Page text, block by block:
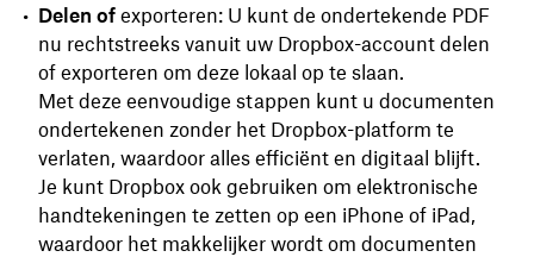
Delen of exporteren: U kunt de ondertekende PDF
nu rechtstreeks vanuit uw Dropbox-account delen
of exporteren om deze lokaal op te slaan.
Met deze eenvoudige stappen kunt u documenten
ondertekenen zonder het Dropbox-platform te
verlaten, waardoor alles efficiënt en digitaal blijft.
Je kunt Dropbox ook gebruiken om elektronische
handtekeningen te zetten op een iPhone of iPad,
waardoor het makkelijker wordt om documenten